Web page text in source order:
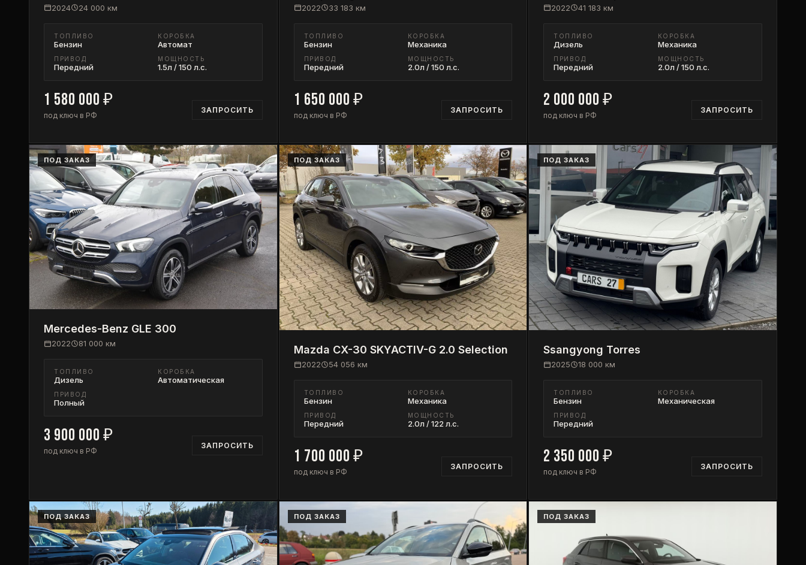
2024 24 000 км
ТОПЛИВО
Бензин
КОРОБКА
Автомат
ПРИВОД
Передний
МОЩНОСТЬ
1.5л / 150 л.с.
1 580 000 ₽
под ключ в РФ
ЗАПРОСИТЬ
2022 33 183 км
ТОПЛИВО
Бензин
КОРОБКА
Механика
ПРИВОД
Передний
МОЩНОСТЬ
2.0л / 150 л.с.
1 650 000 ₽
под ключ в РФ
ЗАПРОСИТЬ
2022 41 183 км
ТОПЛИВО
Дизель
КОРОБКА
Механика
ПРИВОД
Передний
МОЩНОСТЬ
2.0л / 150 л.с.
2 000 000 ₽
под ключ в РФ
ЗАПРОСИТЬ
ПОД ЗАКАЗ
Mercedes-Benz GLE 300
2022 81 000 км
ТОПЛИВО
Дизель
КОРОБКА
Автоматическая
ПРИВОД
Полный
3 900 000 ₽
под ключ в РФ
ЗАПРОСИТЬ
ПОД ЗАКАЗ
Mazda CX-30 SKYACTIV-G 2.0 Selection
2022 54 056 км
ТОПЛИВО
Бензин
КОРОБКА
Механика
ПРИВОД
Передний
МОЩНОСТЬ
2.0л / 122 л.с.
1 700 000 ₽
под ключ в РФ
ЗАПРОСИТЬ
ПОД ЗАКАЗ
Ssangyong Torres
2025 18 000 км
ТОПЛИВО
Бензин
КОРОБКА
Механическая
ПРИВОД
Передний
2 350 000 ₽
под ключ в РФ
ЗАПРОСИТЬ
ПОД ЗАКАЗ ПОД ЗАКАЗ ПОД ЗАКАЗ